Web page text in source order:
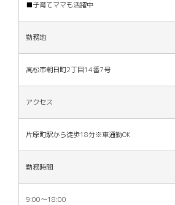
■子育てママも活躍中
勤務地
高松市朝日町2丁目14番7号
アクセス
片原町駅から徒歩18分※車通勤OK
勤務時間
9:00～18:00